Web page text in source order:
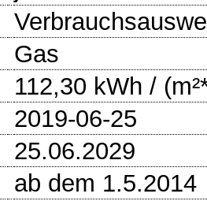
Gas
112,30 kWh /
2019-06-25
25.06.2029
ab dem 1.5.2014